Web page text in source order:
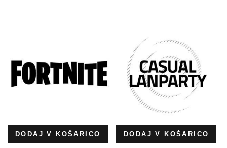
DODAJ V KOŠARICO DODAJ V KOŠARICO